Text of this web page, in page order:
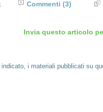
Commenti (3)
Invia questo articolo
i materiali pubblicati su